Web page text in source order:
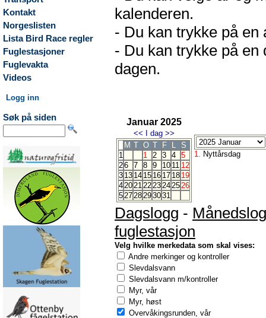
Kontakt
Norgeslisten
Lista Bird Race regler
Fuglestasjoner
Fuglevakta
Videos
Logg inn
Søk på siden
kalenderen.
- Du kan trykke på en
- Du kan trykke på en
dagen.
Januar 2025
<< I dag >>
M T O T F L
S
1
1 2 3 4 5
26 7 8 9 10 11 12
3 13 14 15 16 17 18 19
420212223242526
52728293031
1. Nyttårsdag
Dagslogg -
fuglestasjon
Velg hvilke merkedata som skal vises:
Andre merkinger og kontroller
Slevdalsvann
Slevdalsvann m/kontroller
Myr, vår
Myr, høst
Overvåkingsrunden, vår